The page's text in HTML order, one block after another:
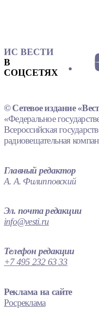
ИС ВЕСТИ
В
СОЦСЕТЯХ
© Сетевое издание
«Федеральное
Всероссийская
радиовещательная
Главный редактор
А. А. Филипповский
Эл. почта редакции
info@vesti.ru
Телефон редакции
+7 495 232 63 33
Реклама на сайте
Росреклама